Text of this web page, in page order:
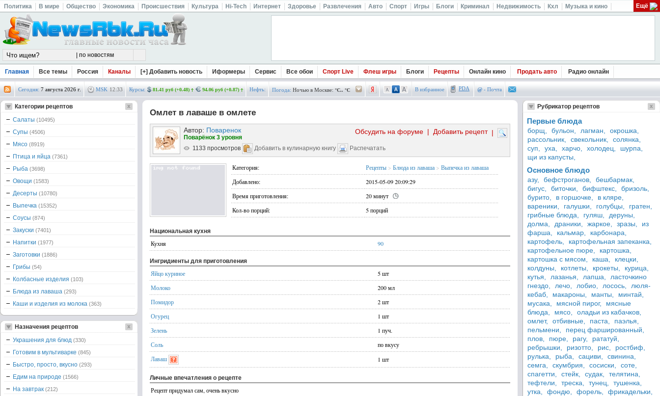
Политика В мире Общество Экономика Происшествия Культура Hi-Tech Интернет Здоровье Развлечения Авто Спорт Игры Блоги Криминал Недвижимость Кхл Музыка и кино Ещё
Главная Все темы Россия Каналы [+] Добавить новость Иформеры Сервис Все обои Спорт Live Флеш игры Блоги Рецепты Онлайн кино Продать авто Радио онлайн
Сегодня: 7 августа 2026 г. MSK 12:33 Курсы: 81.41 руб (+0.48) 94.06 руб (+0.87) Нефть: Погода: Ночью в Москве: °C.. °C В избранное PDA @ - Почта
Омлет в лаваше в омлете
Автор: Поваренок |
Добавить рецепт
|
Обсудить на форуме
Поварёнок 3 уровня
1133 просмотров
Добавить в кулинарную книгу Распечатать
Категория: Рецепты > Блюда из лаваша > Выпечка из лаваша
Добавлено:
2015-05-09 20:09:29
Время приготовления:
20 минут
Кол-во порций:
5 порций
Национальная кухня
Кухня 90
Ингридиенты для приготовления
Яйцо куриное
5 шт
Молоко
200 мл
Помидор
2 шт
Огурец
1 шт
Зелень
1 пуч.
Соль
по вкусу
Лаваш
1 шт
Личные впечатления о рецепте
Рецепт придумал сам, очень вкусно
Категории рецептов
Салаты (10495)
Супы (4506)
Мясо (8919)
Птица и яйца (7361)
Рыба (3698)
Овощи (1583)
Десерты (10780)
Выпечка (15352)
Соусы (874)
Закуски (7401)
Напитки (1977)
Заготовки (1886)
Грибы (54)
Колбасные изделия (103)
Блюда из лаваша (293)
Каши и изделия из молока (363)
Назначения рецептов
Украшения для блюд (330)
Готовим в мультиварке (845)
Быстро, просто, вкусно (293)
Едим на природе (1566)
На завтрак (212)
Рубрикатор рецептов
Первые блюда
борщ, бульон, лагман,
окрошка,
рассольник,
свекольник,
солянка,
суп,
уха, харчо, холодец,
шурпа,
щи из капусты,
Основное блюдо
азу, бефстроганов,
бешбармак,
бигус,
биточки, бифштекс,
бризоль,
бурито,
в горшочке,
в кляре,
вареники,
галушки, голубцы,
гратен,
грибные блюда,
гуляш,
деруны,
долма,
драники, жаркое, зразы,
из
фарша,
кальмар,
карбонара,
картофель,
картофельная запеканка,
картофельное пюре,
картошка,
картошка с мясом,
каша,
клецки,
колдуны,
котлеты, крокеты,
курица,
кутья,
лазанья, лапша,
ласточкино
гнездо,
лечо, лобио, лосось,
люля-
кебаб,
макароны, манты,
минтай,
мусака,
мясной пирог,
мясные
блюда,
мясо,
оладьи из кабачков,
омлет,
отбивные, паста,
паэлья,
пельмени,
перец фаршированный,
плов,
пюре, рагу,
рататуй,
ребрышки,
ризотто, рис,
ростбиф,
рулька,
рыба, сациви,
свинина,
семга,
скумбрия, сосиски,
соте,
спагетти,
стейк, судак,
телятина,
тефтели,
треска, тунец,
тушенка,
утка,
фондю, форель,
фрикадельки,